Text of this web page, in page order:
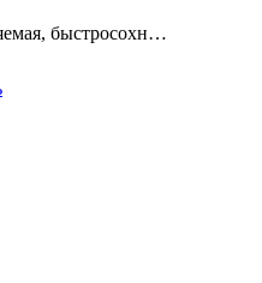
быстросохн…